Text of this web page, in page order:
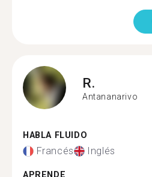
R.
Antananarivo
HABLA FLUIDO
Francés Inglés
APRENDE